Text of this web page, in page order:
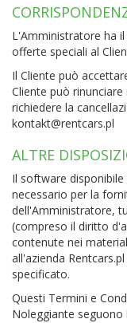
L'Amministratore ha
offerte speciali al
Il Cliente può
Cliente può
richiedere la
kontakt@rentcars.pl
ALTRE
Il software
necessario per la
dell'Amministratore,
(compreso il diritto
contenute nei
all'azienda
specificato.
Questi Termini e
Noleggiante seguono